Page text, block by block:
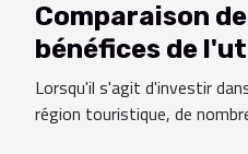
Comparaison
bénéfices de
services de
région
Lorsqu'il s'agit d'investir
région touristique, de